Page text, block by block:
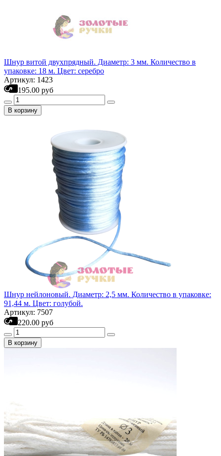
Шнур витой двухпрядный. Диаметр: 3 мм. Количество в
упаковке: 18 м. Цвет: серебро
Артикул: 1423
195.00 руб
В корзину
Шнур нейлоновый. Диаметр: 2,5 мм. Количество в упаковке:
91,44 м. Цвет: голубой.
Артикул: 7507
220.00 руб
В корзину